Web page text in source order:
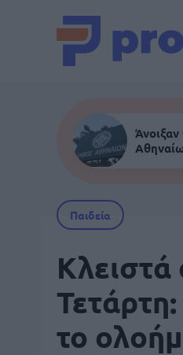
Παιδεία
Κλειστά
Τετάρτη:
το